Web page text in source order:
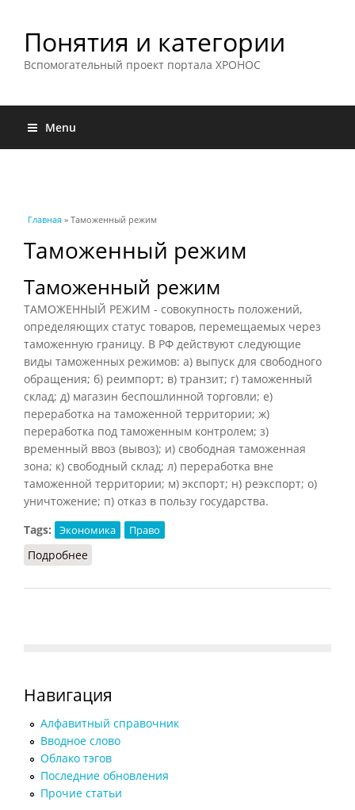
Понятия и категории
Вспомогательный проект портала ХРОНОС
Menu
Вы здесь
Главная » Таможенный режим
Таможенный режим
Таможенный режим
ТАМОЖЕННЫЙ РЕЖИМ - совокупность положений,
определяющих статус товаров, перемещаемых через
таможенную границу. В РФ действуют следующие
виды таможенных режимов: а) выпуск для свободного
обращения; б) реимпорт; в) транзит; г) таможенный
склад; д) магазин беспошлинной торговли; е)
переработка на таможенной территории; ж)
переработка под таможенным контролем; з)
временный ввоз (вывоз); и) свободная таможенная
зона; к) свободный склад; л) переработка вне
таможенной территории; м) экспорт; н) реэкспорт; о)
уничтожение; п) отказ в пользу государства.
Tags:
Экономика Право
Подробнее
Навигация
Алфавитный справочник
Вводное слово
Облако тэгов
Последние обновления
Прочие статьи